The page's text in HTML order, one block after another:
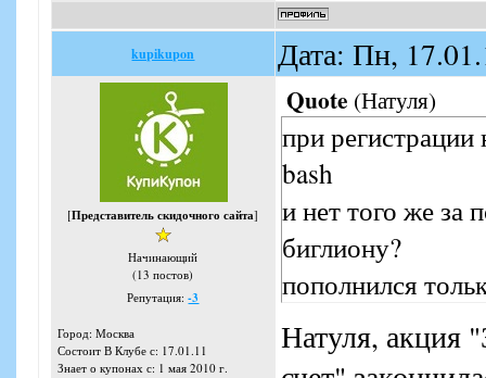
kupikupon Дата: Пн,
[Представитель скидочного сайта]
Начинающий
(13 постов)
Репутация:-3
Город: Москва
Состоит В Клубе с: 17.01.11
Знает о купонах с: 1 мая 2010 г.
Quote (Натуля)
при
bash
и нет того же за
биглиону?
пополнился
Натуля, акция